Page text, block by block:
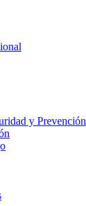
y Prevención